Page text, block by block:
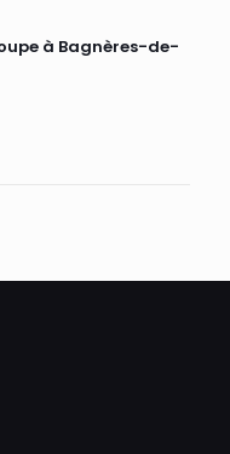
à Bagnères-de-